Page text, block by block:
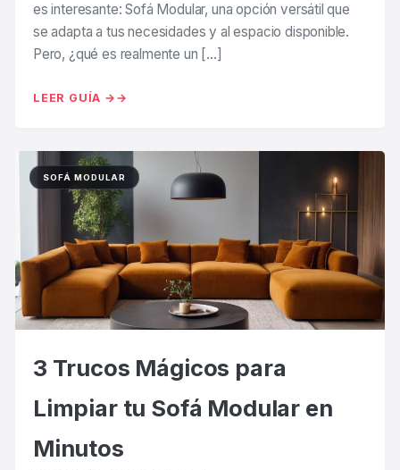
es interesante: Sofá Modular, una opción versátil que
se adapta a tus necesidades y al espacio disponible.
Pero, ¿qué es realmente un […]
LEER GUÍA →
SOFÁ MODULAR
3 Trucos Mágicos para
Limpiar tu Sofá Modular en
Minutos